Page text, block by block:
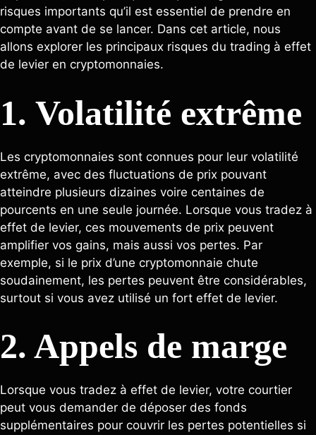
risques importants qu’il est essentiel de prendre en
compte avant de se lancer. Dans cet article, nous
allons explorer les principaux risques du trading à effet
de levier en cryptomonnaies.
1. Volatilité extrême
Les cryptomonnaies sont connues pour leur volatilité
extrême, avec des fluctuations de prix pouvant
atteindre plusieurs dizaines voire centaines de
pourcents en une seule journée. Lorsque vous tradez à
effet de levier, ces mouvements de prix peuvent
amplifier vos gains, mais aussi vos pertes. Par
exemple, si le prix d’une cryptomonnaie chute
soudainement, les pertes peuvent être considérables,
surtout si vous avez utilisé un fort effet de levier.
2. Appels de marge
Lorsque vous tradez à effet de levier, votre courtier
peut vous demander de déposer des fonds
supplémentaires pour couvrir les pertes potentielles si